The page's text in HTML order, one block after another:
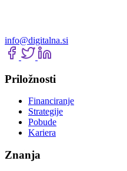
info@digitalna.si
Priložnosti
Financiranje
Strategije
Pobude
Kariera
Znanja